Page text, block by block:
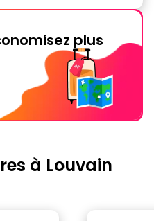
plus
à Louvain